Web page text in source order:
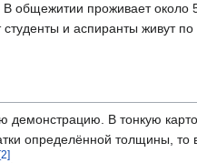
общежитии проживает около
и аспиранты живут
демонстрацию. В тонкую
определённой толщины, то
.